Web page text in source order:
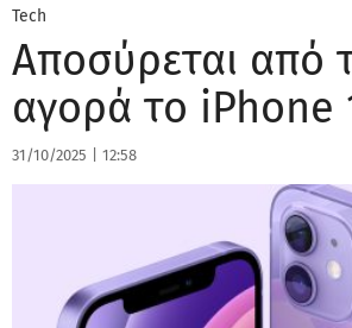
Tech
Αποσύρεται από
αγορά το iPhone
31/10/2025 12:58